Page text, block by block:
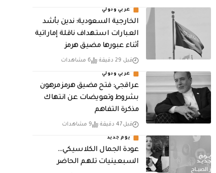
عربي ودولي
‏الخارجية السعودية: ندين بأشد
العبارات استهداف ناقلة إماراتية
أثناء عبورها مضيق هرمز
قبل 29 دقيقة 6 مشاهدات
عربي ودولي
عراقجي: فتح مضيق هرمز مرهون
بشروط وتعويضات عن انتهاك
مذكرة التفاهم
قبل 47 دقيقة 9 مشاهدات
يوم جديد
عودة الجمال الكلاسيكي…
السبعينيات تلهم الحاضر